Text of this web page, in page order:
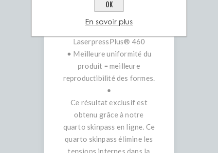
formage à froid excellent.
• Tolérances de planéité de
LaserpressPlus® 460
• Meilleure uniformité du
produit = meilleure
reproductibilité des formes.
•
Ce résultat exclusif est
obtenu grâce à notre
quarto skinpass en ligne. Ce
quarto skinpass élimine les
tensions internes dans la
OK
En savoir plus